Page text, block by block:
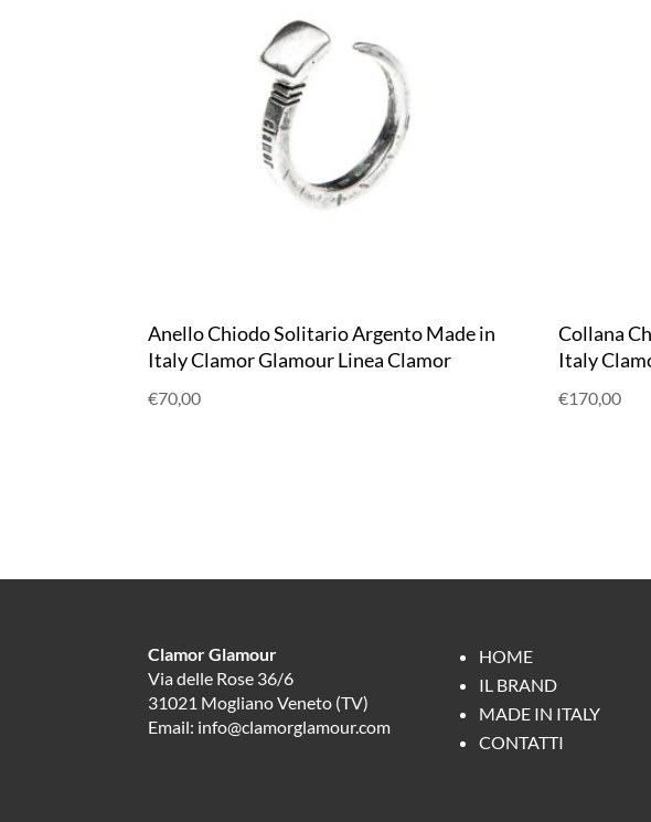
Anello Chiodo Solitario Argento Made in
Italy Clamor Glamour Linea Clamor
€70,00
Collana
Italy
€170,00
Clamor Glamour
Via delle Rose 36/6
31021 Mogliano Veneto (TV)
Email: info@clamorglamour.com
HOME
IL BRAND
MADE IN ITALY
CONTATTI